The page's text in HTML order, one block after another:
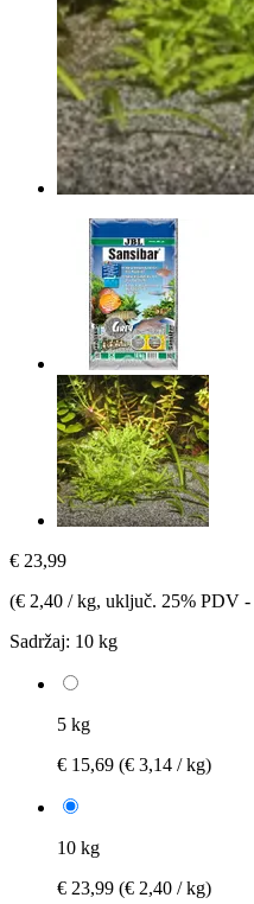
€ 23,99
(€ 2,40 / kg, uključ. 25% PDV -
Sadržaj: 10 kg
5 kg
€ 15,69 (€ 3,14 / kg)
10 kg
€ 23,99 (€ 2,40 / kg)